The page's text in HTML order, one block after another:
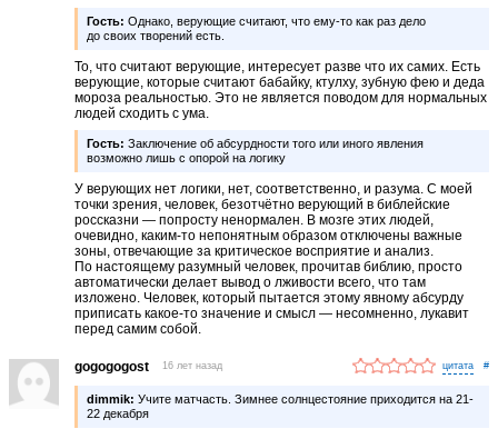
Гость: Однако, верующие считают, что ему-то как раз дело
до своих творений есть.
То, что считают верующие, интересует разве что их самих. Есть
верующие, которые считают бабайку, ктулху, зубную фею и деда
мороза реальностью. Это не является поводом для нормальных
людей сходить с ума.
Гость: Заключение об абсурдности того или иного явления
возможно лишь с опорой на логику
У верующих нет логики, нет, соответственно, и разума. С моей
точки зрения, человек, безотчётно верующий в библейские
россказни — попросту ненормален. В мозге этих людей,
очевидно, каким-то непонятным образом отключены важные
зоны, отвечающие за критическое восприятие и анализ.
По настоящему разумный человек, прочитав библию, просто
автоматически делает вывод о лживости всего, что там
изложено. Человек, который пытается этому явному абсурду
приписать какое-то значение и смысл — несомненно, лукавит
перед самим собой.
gogogogost 16 лет назад #
dimmik: Учите матчасть. Зимнее солнцестояние приходится на 21-
22 декабря